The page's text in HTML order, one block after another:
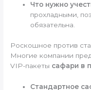
Что нужно
прохладными,
обязательна.
Роскошное против
Многие компании
VIP-пакеты сафари в
Стандартное